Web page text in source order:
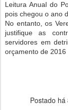
Leitura Anual do
pois chegou o ano
No entanto, os
justifique as
servidores em
orçamento de 2016
Postado há